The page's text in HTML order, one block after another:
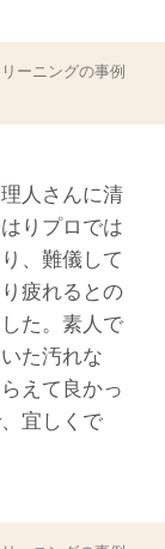
リーニングの事例
人さんに清
りプロでは
、難儀して
疲れるとの
た。素人で
た汚れな
えて良かっ
宜しくで